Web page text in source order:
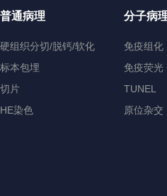
普通病理
硬组织分切/脱钙/软化
标本包埋
切片
HE染色
分子病
免疫组化
免疫荧光
TUNEL
原位杂交